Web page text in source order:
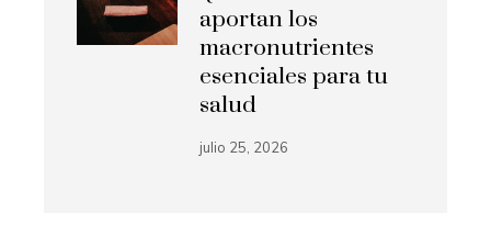
aportan los
macronutrientes
esenciales para tu
salud
julio 25, 2026